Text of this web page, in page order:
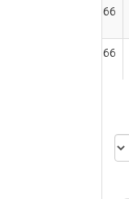
031-55913366
031-55913366